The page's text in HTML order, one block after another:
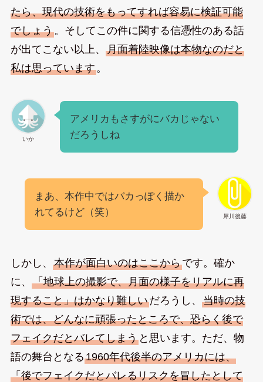
たら、現代の技術をもってすれば容易に検証可能
でしょう。そしてこの件に関する信憑性のある話
が出てこない以上、 月面着陸映像は本物なのだと
私は思っています。
いか
アメリカもさすがにバカじゃない
だろうしね
犀川後藤
まあ、本作中ではバカっぽく描か
れてるけど（笑）
しかし、 本作が面白いのはここからです。確か
に、 「地球上の撮影で、月面の様子をリアルに再
現すること」はかなり難しいだろうし、 当時の技
術では、どんなに頑張ったところで、恐らく後で
フェイクだとバレてしまうと思います。ただ、物
語の舞台となる1960年代後半のアメリカには、
「後でフェイクだとバレるリスクを冒したとして